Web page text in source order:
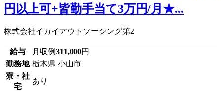
円以上可+皆勤手当て3万円/月★...
株式会社イカイアウトソーシング第2
給与 月収例311,000円
勤務地 栃木県 小山市
寮・社
宅
あり